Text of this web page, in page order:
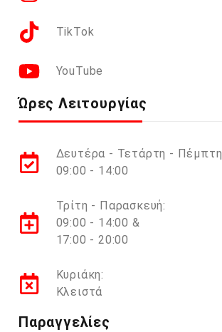
TikTok
YouTube
Ώρες Λειτουργίας
Δευτέρα - Τετάρτη -
09:00 - 14:00
Τρίτη - Παρασκευή:
09:00 - 14:00 &
17:00 - 20:00
Κυριάκη:
Κλειστά
Παραγγελίες